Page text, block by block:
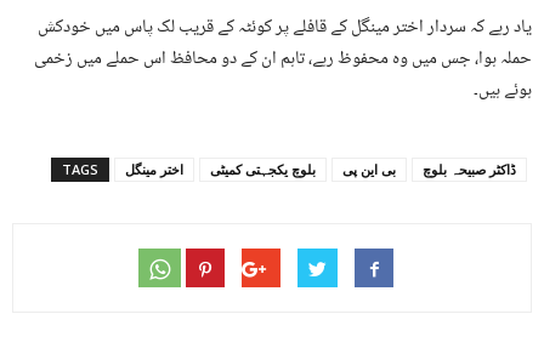
یاد رہے کہ سردار اختر مینگل کے قافلے پر کوئٹہ کے قریب لک پاس میں خودکش
حملہ ہوا، جس میں وہ محفوظ رہے، تاہم ان کے دو محافظ اس حملے میں زخمی
ہوئے ہیں۔
TAGS اختر مینگل بلوچ یکجہتی کمیٹی بی این پی ڈاکٹر صبیحہ بلوچ